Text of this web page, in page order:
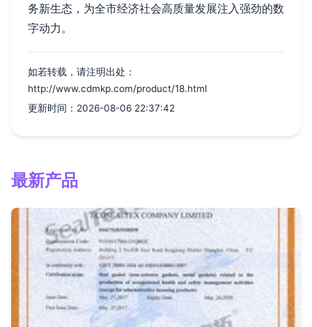
务新生态，为全市经济社会高质量发展注入强劲的数
字动力。
如若转载，请注明出处：
http://www.cdmkp.com/product/18.html
更新时间：2026-08-06 22:37:42
最新产品